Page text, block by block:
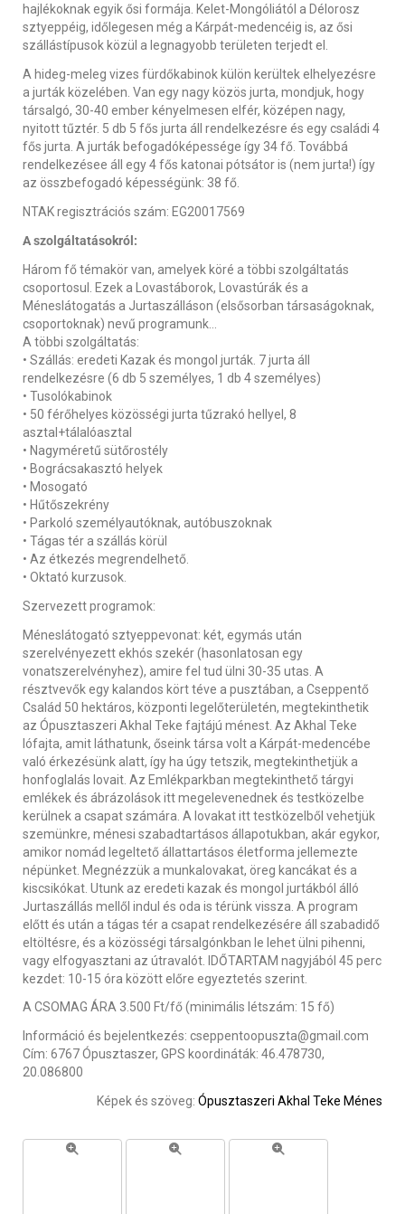
hajlékoknak egyik ősi formája. Kelet-Mongóliától a Délorosz
sztyeppéig, időlegesen még a Kárpát-medencéig is, az ősi
szállástípusok közül a legnagyobb területen terjedt el.
A hideg-meleg vizes fürdőkabinok külön kerültek elhelyezésre
a jurták közelében. Van egy nagy közös jurta, mondjuk, hogy
társalgó, 30-40 ember kényelmesen elfér, középen nagy,
nyitott tűztér. 5 db 5 fős jurta áll rendelkezésre és egy családi 4
fős jurta. A jurták befogadóképessége így 34 fő. Továbbá
rendelkezésee áll egy 4 fős katonai pótsátor is (nem jurta!) így
az összbefogadó képességünk: 38 fő.
NTAK regisztrációs szám: EG20017569
A szolgáltatásokról:
Három fő témakör van, amelyek köré a többi szolgáltatás
csoportosul. Ezek a Lovastáborok, Lovastúrák és a
Méneslátogatás a Jurtaszálláson (elsősorban társaságoknak,
csoportoknak) nevű programunk…
A többi szolgáltatás:
• Szállás: eredeti Kazak és mongol jurták. 7 jurta áll
rendelkezésre (6 db 5 személyes, 1 db 4 személyes)
• Tusolókabinok
• 50 férőhelyes közösségi jurta tűzrakó hellyel, 8
asztal+tálalóasztal
• Nagyméretű sütőrostély
• Bográcsakasztó helyek
• Mosogató
• Hűtőszekrény
• Parkoló személyautóknak, autóbuszoknak
• Tágas tér a szállás körül
• Az étkezés megrendelhető.
• Oktató kurzusok.
Szervezett programok:
Méneslátogató sztyeppevonat: két, egymás után
szerelvényezett ekhós szekér (hasonlatosan egy
vonatszerelvényhez), amire fel tud ülni 30-35 utas. A
résztvevők egy kalandos kört téve a pusztában, a Cseppentő
Család 50 hektáros, központi legelőterületén, megtekinthetik
az Ópusztaszeri Akhal Teke fajtájú ménest. Az Akhal Teke
lófajta, amit láthatunk, őseink társa volt a Kárpát-medencébe
való érkezésünk alatt, így ha úgy tetszik, megtekinthetjük a
honfoglalás lovait. Az Emlékparkban megtekinthető tárgyi
emlékek és ábrázolások itt megelevenednek és testközelbe
kerülnek a csapat számára. A lovakat itt testközelből vehetjük
szemünkre, ménesi szabadtartásos állapotukban, akár egykor,
amikor nomád legeltető állattartásos életforma jellemezte
népünket. Megnézzük a munkalovakat, öreg kancákat és a
kiscsikókat. Utunk az eredeti kazak és mongol jurtákból álló
Jurtaszállás mellől indul és oda is térünk vissza. A program
előtt és után a tágas tér a csapat rendelkezésére áll szabadidő
eltöltésre, és a közösségi társalgónkban le lehet ülni pihenni,
vagy elfogyasztani az útravalót. IDŐTARTAM nagyjából 45 perc
kezdet: 10-15 óra között előre egyeztetés szerint.
A CSOMAG ÁRA 3.500 Ft/fő (minimális létszám: 15 fő)
Információ és bejelentkezés: cseppentoopuszta@gmail.com
Cím: 6767 Ópusztaszer, GPS koordináták: 46.478730,
20.086800
Képek és szöveg: Ópusztaszeri Akhal Teke Ménes